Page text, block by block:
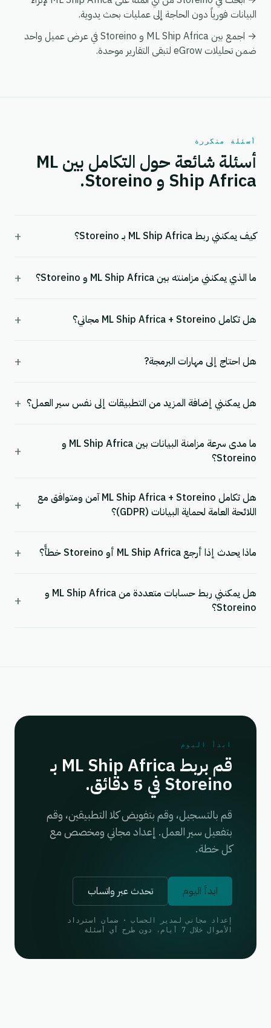
البيانات فورياً دون الحاجة إلى عمليات بحث يدوية.
→ اجمع بين ML Ship Africa و Storeino في عرض عميل واحد
ضمن تحليلات eGrow لتبقى التقارير موحدة.
أسئلة متكررة
أسئلة شائعة حول التكامل بين ML
Ship Africa و Storeino.
كيف يمكنني ربط ML Ship Africa بـ Storeino؟ +
ما الذي يمكنني مزامنته بين ML Ship Africa و Storeino؟ +
هل تكامل ML Ship Africa + Storeino مجاني؟ +
هل احتاج إلى مهارات البرمجة? +
هل يمكنني إضافة المزيد من التطبيقات إلى نفس سير العمل؟ +
ما مدى سرعة مزامنة البيانات بين ML Ship Africa و
Storeino؟
+
هل تكامل ML Ship Africa + Storeino آمن ومتوافق مع
اللائحة العامة لحماية البيانات (GDPR)؟
+
ماذا يحدث إذا أرجع ML Ship Africa أو Storeino خطأً؟ +
هل يمكنني ربط حسابات متعددة من ML Ship Africa و
Storeino؟
+
ابدأ اليوم
قم بربط ML Ship Africa بـ
Storeino في 5 دقائق.
قم بالتسجيل، وقم بتفويض كلا التطبيقين، وقم
بتفعيل سير العمل. إعداد مجاني ومخصص مع
كل خطة.
ابدأ اليوم تحدث عبر واتساب
إعداد مجاني لمدير الحساب · ضمان استرداد
الأموال خلال 7 أيام، دون طرح أي أسئلة